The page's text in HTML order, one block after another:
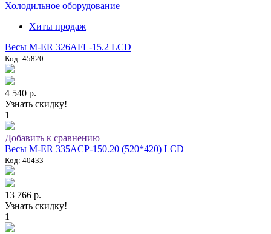
Холодильное оборудование
Хиты продаж
Весы M-ER 326AFL-15.2 LCD
Код: 45820
4 540 р.
Узнать скидку!
1
Добавить к сравнению
Весы M-ER 335ACP-150.20 (520*420) LCD
Код: 40433
13 766 р.
Узнать скидку!
1